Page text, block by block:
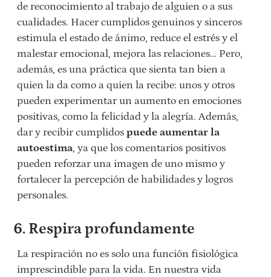
de reconocimiento al trabajo de alguien o a sus
cualidades. Hacer cumplidos genuinos y sinceros
estimula el estado de ánimo, reduce el estrés y el
malestar emocional, mejora las relaciones… Pero,
además, es una práctica que sienta tan bien a
quien la da como a quien la recibe: unos y otros
pueden experimentar un aumento en emociones
positivas, como la felicidad y la alegría. Además,
dar y recibir cumplidos puede aumentar la
autoestima, ya que los comentarios positivos
pueden reforzar una imagen de uno mismo y
fortalecer la percepción de habilidades y logros
personales.
6. Respira profundamente
La respiración no es solo una función fisiológica
imprescindible para la vida. En nuestra vida